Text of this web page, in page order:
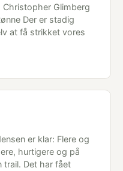
Glimberg
Der er stadig
at få strikket vores
er klar: Flere og
hurtigere og på
trail. Det har fået